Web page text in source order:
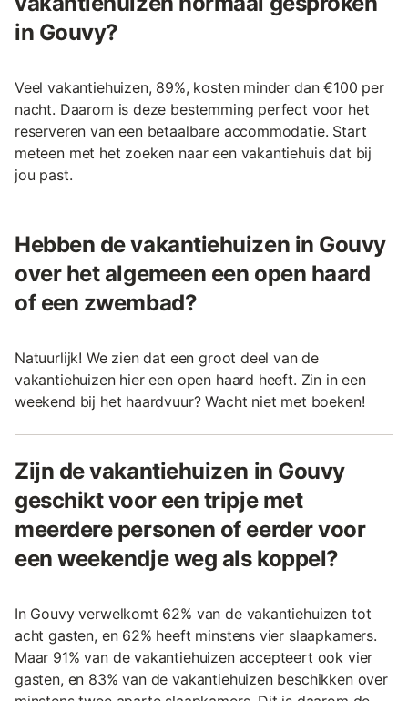
in Gouvy?
Veel vakantiehuizen, 89%, kosten minder dan €100 per
nacht. Daarom is deze bestemming perfect voor het
reserveren van een betaalbare accommodatie. Start
meteen met het zoeken naar een vakantiehuis dat bij
jou past.
Hebben de vakantiehuizen in Gouvy
over het algemeen een open haard
of een zwembad?
Natuurlijk! We zien dat een groot deel van de
vakantiehuizen hier een open haard heeft. Zin in een
weekend bij het haardvuur? Wacht niet met boeken!
Zijn de vakantiehuizen in Gouvy
geschikt voor een tripje met
meerdere personen of eerder voor
een weekendje weg als koppel?
In Gouvy verwelkomt 62% van de vakantiehuizen tot
acht gasten, en 62% heeft minstens vier slaapkamers.
Maar 91% van de vakantiehuizen accepteert ook vier
gasten, en 83% van de vakantiehuizen beschikken over